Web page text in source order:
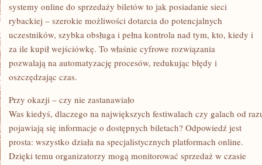
systemy online do sprzedaży biletów to jak posiadanie sieci
rybackiej – szerokie możliwości dotarcia do potencjalnych
uczestników, szybka obsługa i pełna kontrola nad tym, kto, kiedy i
za ile kupił wejściówkę. To właśnie cyfrowe rozwiązania
pozwalają na automatyzację procesów, redukując błędy i
oszczędzając czas.
Przy okazji – czy nie zastanawiało
Was kiedyś, dlaczego na największych festiwalach czy galach od
pojawiają się informacje o dostępnych biletach? Odpowiedź jest
prosta: wszystko działa na specjalistycznych platformach online.
Dzięki temu organizatorzy mogą monitorować sprzedaż w czasie